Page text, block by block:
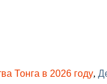
Тонга в 2026 году,